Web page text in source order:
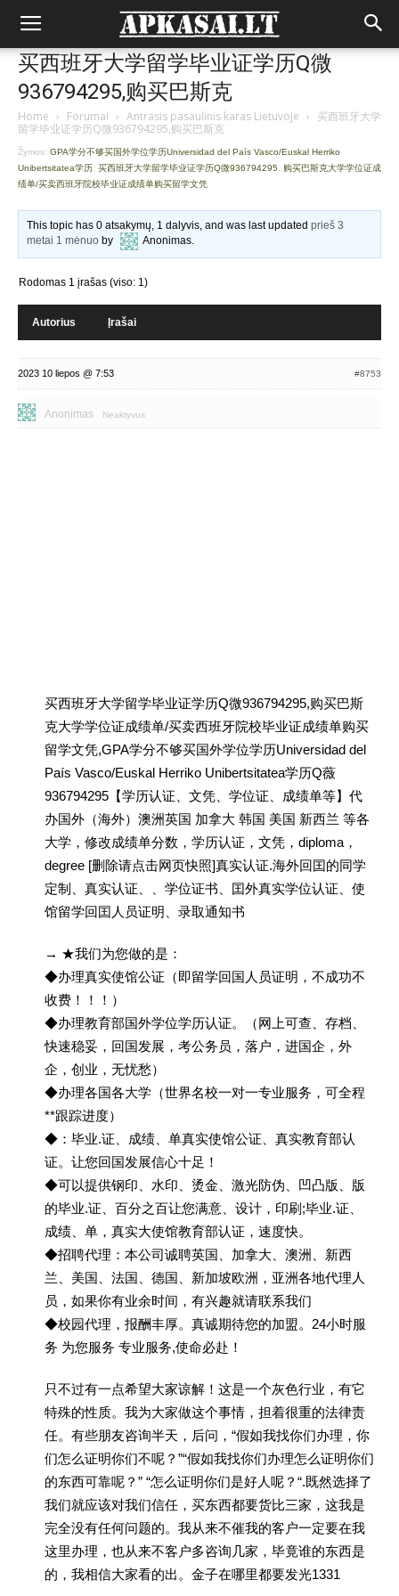
买西班牙大学留学毕业证学历Q微
936794295,购买巴斯克
Home › Forumai › Antrasis pasaulinis karas Lietuvoje › 买西班牙大学
留学毕业证学历Q微936794295,购买巴斯克
Žymos: GPA学分不够买国外学位学历Universidad del País Vasco/Euskal Herriko
Unibertsitatea学历 买西班牙大学留学毕业证学历Q微936794295
购买巴斯克大学学位证成
绩单/买卖西班牙院校毕业证成绩单购买留学文凭
This topic has 0 atsakymų, 1 dalyvis, and was last updatedprieš 3
metai 1 mėnuo by Anonimas.
Rodomas 1 įrašas (viso: 1)
Autorius Įrašai
2023 10 liepos @ 7:53 #8753
Anonimas Neaktyvus
买西班牙大学留学毕业证学历Q微936794295,购买巴斯
克大学学位证成绩单/买卖西班牙院校毕业证成绩单购买
留学文凭,GPA学分不够买国外学位学历Universidad del
País Vasco/Euskal Herriko Unibertsitatea学历Q薇
936794295【学历认证、文凭、学位证、成绩单等】代
办国外（海外）澳洲英国 加拿大 韩国 美国 新西兰 等各
大学，修改成绩单分数，学历认证，文凭，diploma，
degree [删除请点击网页快照]真实认证.海外回囯的同学
定制、真实认证、、学位证书、囯外真实学位认证、使
馆留学回囯人员证明、录取通知书
→ ★我们为您做的是：
◆办理真实使馆公证（即留学回国人员证明，不成功不
收费！！！）
◆办理教育部国外学位学历认证。（网上可查、存档、
快速稳妥，回国发展，考公务员，落户，进国企，外
企，创业，无忧愁）
◆办理各国各大学（世界名校一对一专业服务，可全程
**跟踪进度）
◆：毕业.证、成绩、单真实使馆公证、真实教育部认
证。让您回国发展信心十足！
◆可以提供钢印、水印、烫金、激光防伪、凹凸版、版
的毕业.证、百分之百让您满意、设计，印刷;毕业.证、
成绩、单，真实大使馆教育部认证，速度快。
◆招聘代理：本公司诚聘英国、加拿大、澳洲、新西
兰、美国、法国、德国、新加坡欧洲，亚洲各地代理人
员，如果你有业余时间，有兴趣就请联系我们
◆校园代理，报酬丰厚。真诚期待您的加盟。24小时服
务 为您服务 专业服务,使命必赴！
只不过有一点希望大家谅解！这是一个灰色行业，有它
特殊的性质。我为大家做这个事情，担着很重的法律责
任。有些朋友咨询半天，后问，“假如我找你们办理，你
们怎么证明你们不呢？”“假如我找你们办理怎么证明你们
的东西可靠呢？” “怎么证明你们是好人呢？“.既然选择了
我们就应该对我们信任，买东西都要货比三家，这我是
完全没有任何问题的。我从来不催我的客户一定要在我
这里办理，也从来不客户多咨询几家，毕竟谁的东西是
的，我相信大家看的出。金子在哪里都要发光1331